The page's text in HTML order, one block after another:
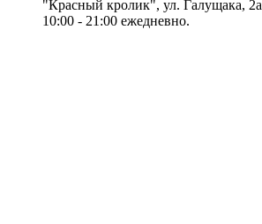
"Красный кролик", ул. Галущака, 2а
10:00 - 21:00 ежедневно.